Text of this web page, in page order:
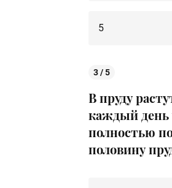
5
3 / 5
В пруду
каждый день
полностью
половину